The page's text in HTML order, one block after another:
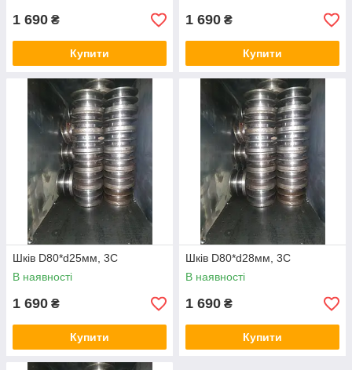
1 690 ₴
Купити
1 690 ₴
Купити
Шків D80*d25мм, 3С
В наявності
1 690 ₴
Купити
Шків D80*d28мм, 3С
В наявності
1 690 ₴
Купити